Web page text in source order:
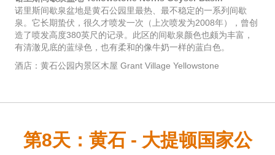
诺里斯间歇泉盆地是黄石公园里最热、最不稳定的一系列间歇
泉。它长期蛰伏，很久才喷发一次（上次喷发为2008年），曾创
造了喷发高度380英尺的记录。此区的间歇泉颜色也颇为丰富，
有清澈见底的蓝绿色，也有柔和的像牛奶一样的蓝白色。
酒店：黄石公园内景区木屋 Grant Village Yellowstone
第8天：黄石 - 大提顿国家公